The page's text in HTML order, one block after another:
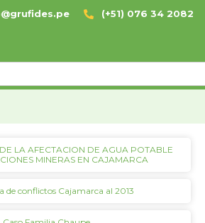
(+51) 076 34 2082
LA AFECTACION DE AGUA POTABLE
MINERAS EN CAJAMARCA
de conflictos Cajamarca al 2013